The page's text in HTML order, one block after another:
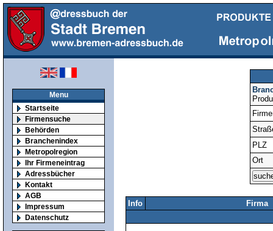
Menu
Startseite
Firmensuche
Behörden
Branchenindex
Metropolregion
Ihr Firmeneintrag
Adressbücher
Kontakt
AGB
Impressum
Datenschutz
PLZ
Ort
Info Firma